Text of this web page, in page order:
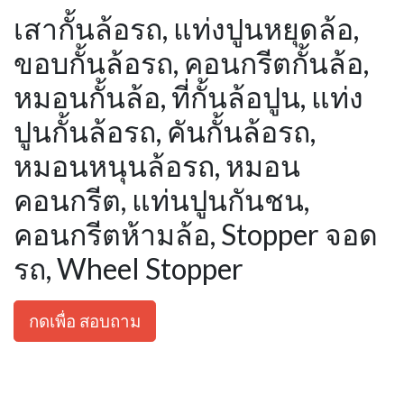
เสากั้นล้อรถ, แท่งปูนหยุดล้อ,
ขอบกั้นล้อรถ, คอนกรีตกั้นล้อ,
หมอนกั้นล้อ, ที่กั้นล้อปูน, แท่ง
ปูนกั้นล้อรถ, คันกั้นล้อรถ,
หมอนหนุนล้อรถ, หมอน
คอนกรีต, แท่นปูนกันชน,
คอนกรีตห้ามล้อ, Stopper จอด
รถ, Wheel Stopper
กดเพื่อ สอบถาม